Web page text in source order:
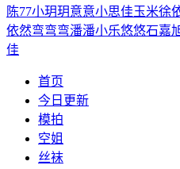
陈77小玥玥意意小思佳玉米徐
依然弯弯弯潘潘小乐悠悠石嘉
佳
首页
今日更新
模拍
空姐
丝袜